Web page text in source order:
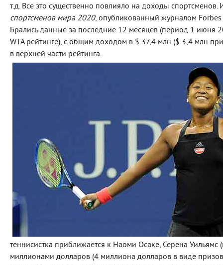
т.д. Все это существенно повлияло на доходы спортсменов.
спортсменов мира 2020, опубликованный журналом Forbes
Брались данные за последние 12 месяцев (период 1 июня
WTA рейтинге), с общим доходом в $ 37,4 млн ($ 3,4 млн
в верхней части рейтинга.
теннисистка приближается к Наоми Осаке, Серена
миллионами долларов (4 миллиона долларов в виде